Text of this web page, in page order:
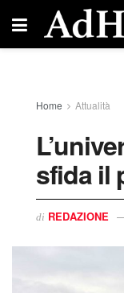
Home Attualità
sfida il
di REDAZIONE